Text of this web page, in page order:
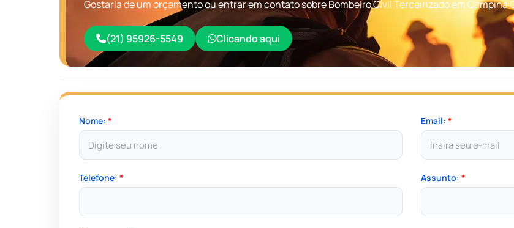
Gostaria de um orçamento ou entrar em contato sobre Bombeiro Civil Terceirizado em Campina
(21) 95926-5549 Clicando aqui
Nome:* Email: *
Telefone:* Assunto: *